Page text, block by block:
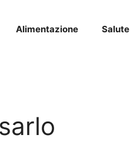
Alimentazione Salute